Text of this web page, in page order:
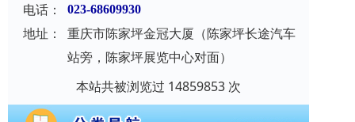
电话： 023-68609930
地址：
重庆市陈家坪金冠大厦（陈家坪长途汽车
站旁，陈家坪展览中心对面）
本站共被浏览过 14859853 次